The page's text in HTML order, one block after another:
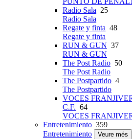
Radio Sala 25
Radio Sala
Regate y finta 48
Regate y finta
RUN & GUN 37
RUN & GUN
The Post Radio 50
The Post Radio
The Postpartido 4
The Postpartido
VOCES
C.F. 64
VOCES
Entretenimiento 359
Entretenimiento
Veure més